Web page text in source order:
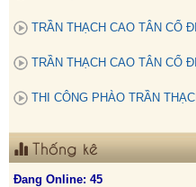
TRẦN THẠCH CAO TÂN CỔ
TRẦN THẠCH CAO TÂN CỔ
THI CÔNG PHÀO TRẦN
Thống kê
Đang Online: 45